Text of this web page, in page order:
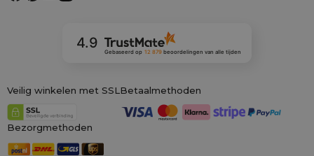
4.9
Gebaseerd op 12 879beoordelingen van alle tijden
Veilig winkelen met SSL Betaalmethoden
Bezorgmethoden